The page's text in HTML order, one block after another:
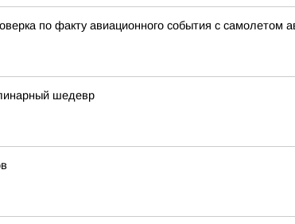
по факту авиационного события с самолетом
шедевр